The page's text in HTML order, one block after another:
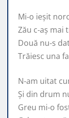
Mi‑o ieșit
Zău c‑aș mai
Două nu‑s
Trăiesc una
N‑am uitat
Și din drum
Greu mi‑o